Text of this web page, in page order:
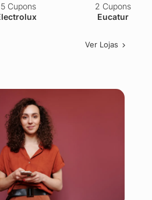
Cupons
2 Cupons
Eucatur
Ver Lojas